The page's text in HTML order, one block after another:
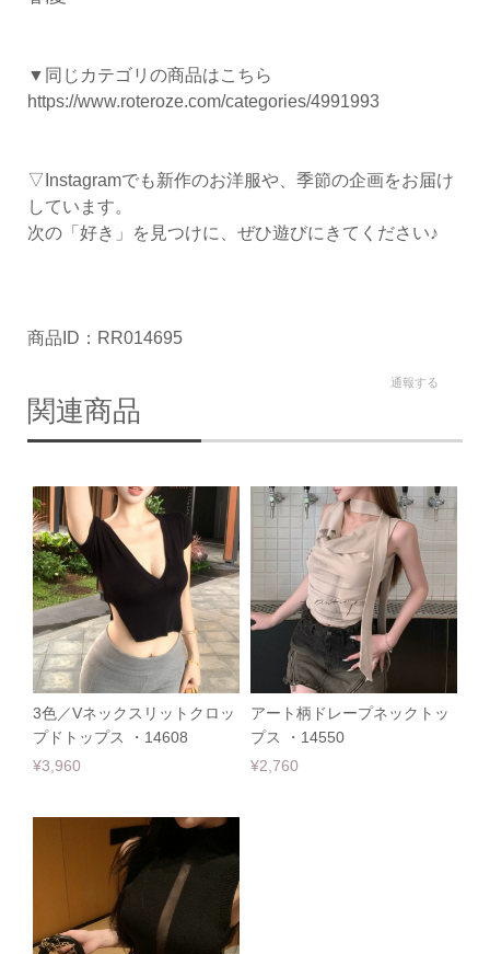
▼同じカテゴリの商品はこちら
https://www.roteroze.com/categories/4991993
▽Instagramでも新作のお洋服や、季節の企画をお届け
しています。
次の「好き」を見つけに、ぜひ遊びにきてください♪
商品ID：RR014695
通報する
関連商品
3色／Vネックスリットクロッ
プドトップス ・14608
¥3,960
アート柄ドレープネックトッ
プス ・14550
¥2,760